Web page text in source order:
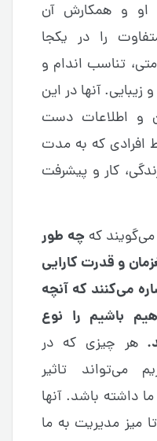
او و همکارش آن
را در یکجا
تناسب اندام و
آنها در این
و اطلاعات دست
افرادی که به مدت
کار و پیشرفت
می‌گویند کهچه طور
و قدرت کارایی
می‌کنند که آنچه
باشیم را نوع
هر چیزی که در
می‌تواند تاثیر
داشته باشد. آنها
میز مدیریت به ما